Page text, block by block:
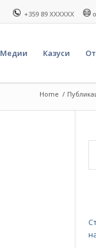
+359 89 XXXXXX
Медии Казуси
Home /